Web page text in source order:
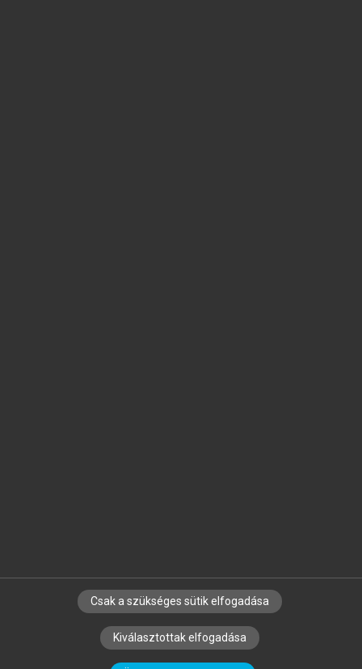
SZERZŐKNEK CÉGEKNEK KÖNYVTÁROSOKNAK
SZERKESZTÉSI ÉS LEKTORÁLÁSI ALAPELVEK
Csak a szükséges sütik elfogadása
Kiválasztottak elfogadása